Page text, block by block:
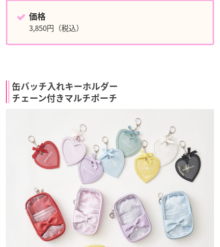
価格
3,850円（税込）
缶バッチ入れキーホルダー
チェーン付きマルチポーチ